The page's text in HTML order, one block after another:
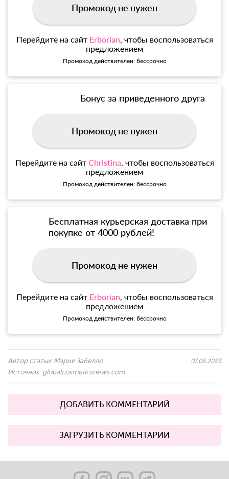
Промокод не нужен
Перейдите на сайт Erborian, чтобы воспользоваться
предложением
Промокод действителен: бессрочно
Бонус за приведенного друга
Промокод не нужен
Перейдите на сайт Christina, чтобы воспользоваться
предложением
Промокод действителен: бессрочно
Бесплатная курьерская доставка при
покупке от 4000 рублей!
Промокод не нужен
Перейдите на сайт Erborian, чтобы воспользоваться
предложением
Промокод действителен: бессрочно
Автор статьи: Мария Забелло
Источник: globalcosmeticsnews.com
07.06.2023
ДОБАВИТЬ КОММЕНТАРИЙ
ЗАГРУЗИТЬ КОММЕНТАРИИ